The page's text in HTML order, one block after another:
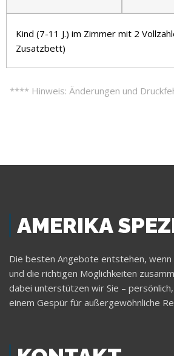
Kind (7-11 J.) im Zimmer mit 2
Zusatzbett)
**** Hinweis: Änderungen und
AMERIKA
Die besten Angebote entstehen, wenn
und die richtigen Möglichkeiten
dabei unterstützen wir Sie –
einem Gespür für außergewöhnliche